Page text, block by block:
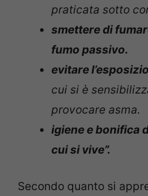
praticata sotto
smettere di
fumo passivo.
evitare
cui si è
provocare asma.
igiene e bonifica
cui si vive”.
Secondo quanto si